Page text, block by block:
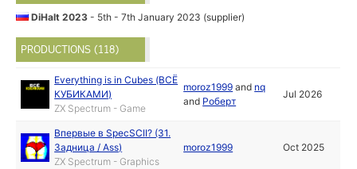
DiHalt 2023- 5th - 7th January 2023 (supplier)
PRODUCTIONS (118)
Everything is in Cubes (ВСЁ
КУБИКАМИ)
ZX Spectrum - Game
moroz1999 and nq
and Роберт
Jul 2026
Впервые в SpecSCII? (31.
Задница / Ass)
ZX Spectrum - Graphics
moroz1999 Oct 2025